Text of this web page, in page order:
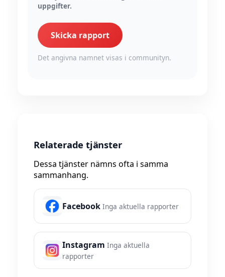
uppgifter.
Skicka rapport
Det angivna namnet visas i communityn.
Relaterade tjänster
Dessa tjänster nämns ofta i samma
sammanhang.
Facebook Inga aktuella rapporter
Instagram Inga aktuella
rapporter